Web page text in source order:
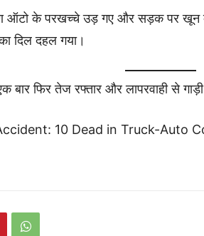
ऑटो के परखच्चे उड़ गए और सड़क पर खून
दिल दहल गया।
बार फिर तेज रफ्तार और लापरवाही से
10 Dead in Truck-Auto